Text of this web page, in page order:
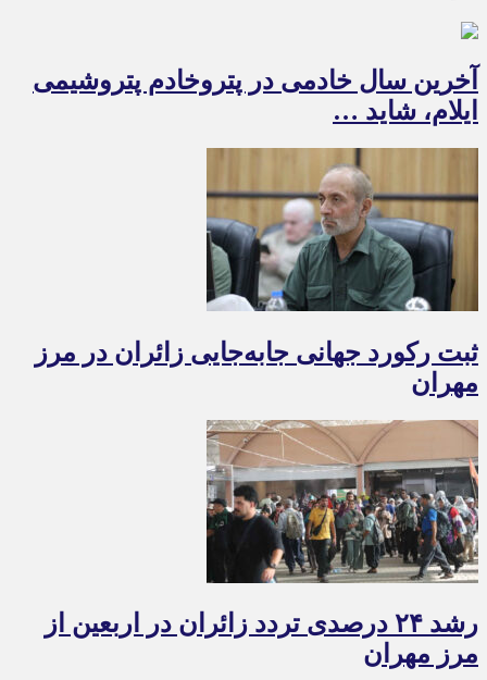
آخرین سال خادمی در پتروخادم پتروشیمی
ایلام، شاید …
ثبت رکورد جهانی جابه‌جایی زائران در مرز
مهران
رشد ۲۴ درصدی تردد زائران در اربعین از
مرز مهران